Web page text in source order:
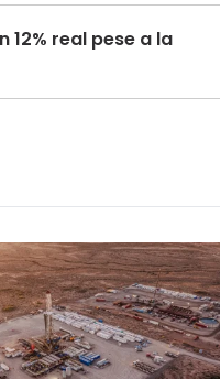
real pese a la